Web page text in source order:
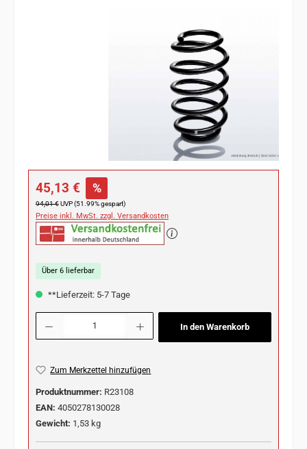
Verkaufspreis:
45,13 € %
Regulärer Preis:
94,01 €UVP (51.99% gespart)
Preise inkl. MwSt. zzgl. Versandkosten
Über 6 lieferbar
**Lieferzeit: 5-7 Tage
Produkt Anzahl: Gib den gewünschten Wert ein oder benutze die Schaltflächen
In den Warenkorb
Zum Merkzettel hinzufügen
Produktnummer: R23108
EAN: 4050278130028
Gewicht: 1,53 kg